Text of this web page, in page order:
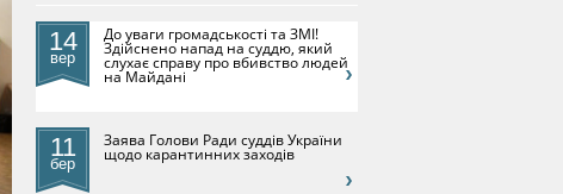
14
вер
До уваги громадськості та ЗМІ!
Здійснено напад на суддю, який
слухає справу про вбивство людей
на Майдані
11
бер
​Заява Голови Ради суддів України
щодо карантинних заходів